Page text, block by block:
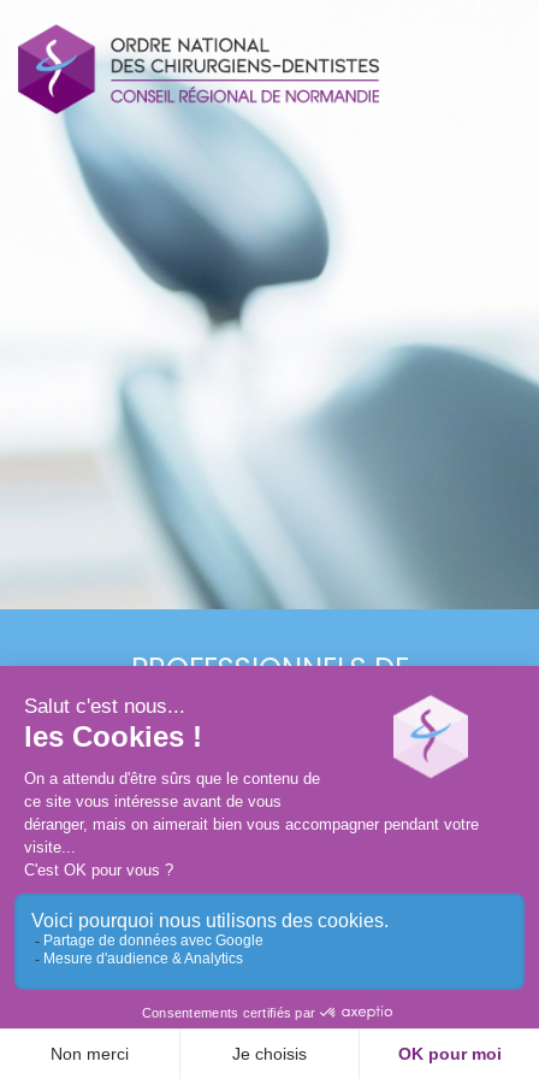
Conception et réalisation : MEDIWEB
Mentions légales
PROFESSIONNELSDE
ASSISTANT(E)S
GRAND PUBLIC